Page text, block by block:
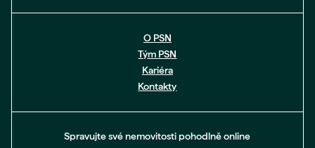
O PSN
Tým PSN
Kariéra
Kontakty
Spravujte své nemovitosti pohodlně online